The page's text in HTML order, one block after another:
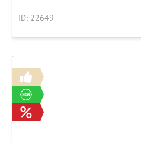
ID: 22649